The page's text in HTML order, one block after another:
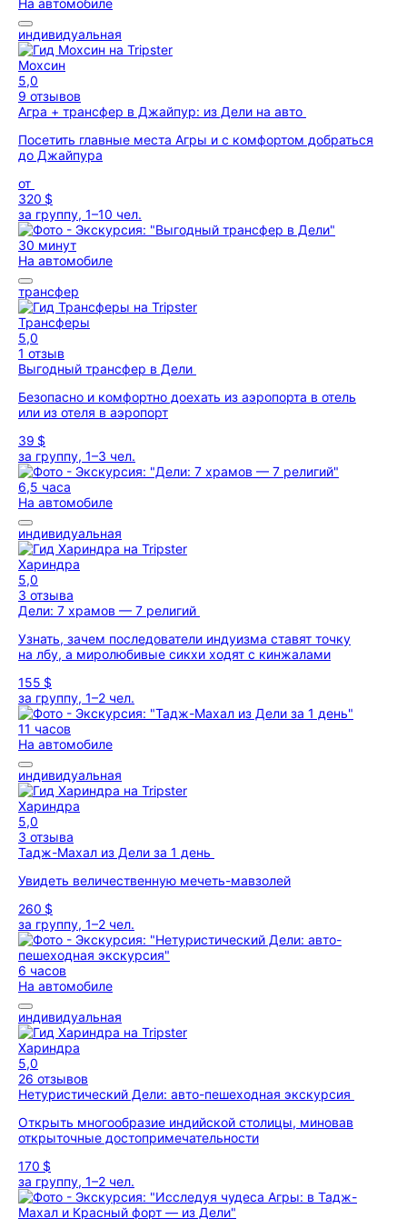
На автомобиле
индивидуальная
Мохсин
5,0
9 отзывов
Агра + трансфер в Джайпур: из Дели на авто
Посетить главные места Агры и с комфортом добраться
до Джайпура
от
320 $
за группу, 1–10 чел.
30 минут
На автомобиле
трансфер
Трансферы
5,0
1 отзыв
Выгодный трансфер в Дели
Безопасно и комфортно доехать из аэропорта в отель
или из отеля в аэропорт
39 $
за группу, 1–3 чел.
6,5 часа
На автомобиле
индивидуальная
Хариндра
5,0
3 отзыва
Дели: 7 храмов — 7 религий
Узнать, зачем последователи индуизма ставят точку
на лбу, а миролюбивые сикхи ходят с кинжалами
155 $
за группу, 1–2 чел.
11 часов
На автомобиле
индивидуальная
Хариндра
5,0
3 отзыва
Тадж-Махал из Дели за 1 день
Увидеть величественную мечеть-мавзолей
260 $
за группу, 1–2 чел.
6 часов
На автомобиле
индивидуальная
Хариндра
5,0
26 отзывов
Нетуристический Дели: авто-пешеходная экскурсия
Открыть многообразие индийской столицы, миновав
открыточные достопримечательности
170 $
за группу, 1–2 чел.